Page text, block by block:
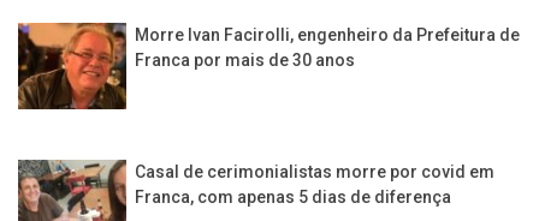
Morre Ivan Facirolli, engenheiro da Prefeitura de
Franca por mais de 30 anos
Casal de cerimonialistas morre por covid em
Franca, com apenas 5 dias de diferença